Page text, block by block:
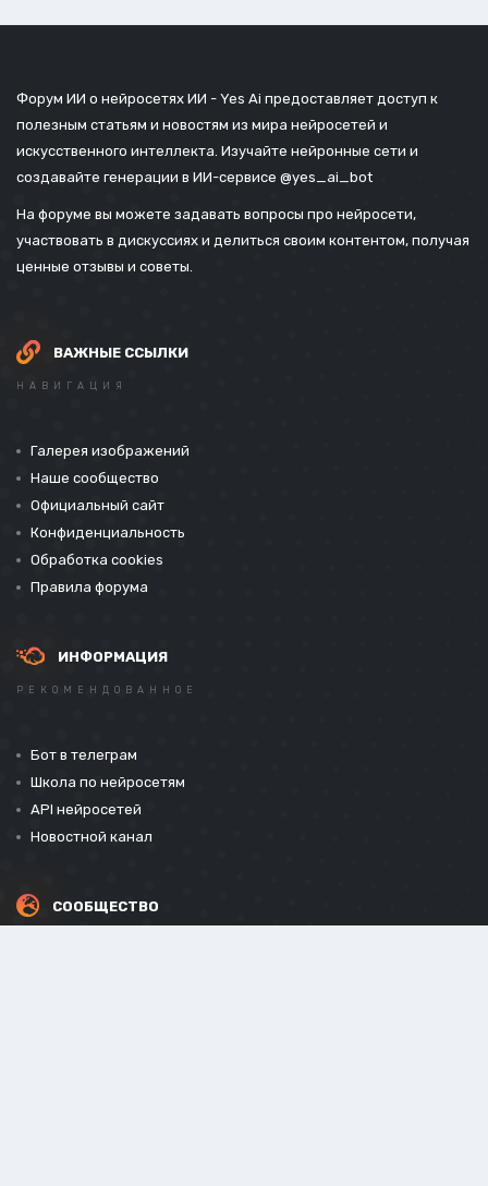
Форум ИИ о нейросетях ИИ - Yes Ai предоставляет доступ к
полезным статьям и новостям из мира нейросетей и
искусственного интеллекта. Изучайте нейронные сети и
создавайте генерации в ИИ-сервисе @yes_ai_bot
На форуме вы можете задавать вопросы про нейросети,
участвовать в дискуссиях и делиться своим контентом, получая
ценные отзывы и советы.
ВАЖНЫЕ ССЫЛКИ
НАВИГАЦИЯ
Галерея изображений
Наше сообщество
Официальный сайт
Конфиденциальность
Обработка cookies
Правила форума
ИНФОРМАЦИЯ
РЕКОМЕНДОВАННОЕ
Бот в телеграм
Школа по нейросетям
API нейросетей
Новостной канал
СООБЩЕСТВО